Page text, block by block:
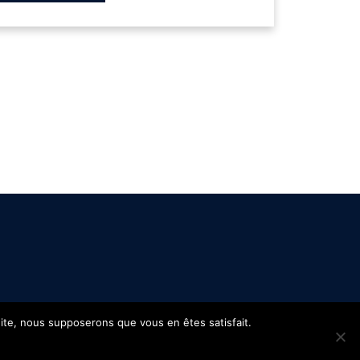
nous supposerons que vous en êtes satisfait.